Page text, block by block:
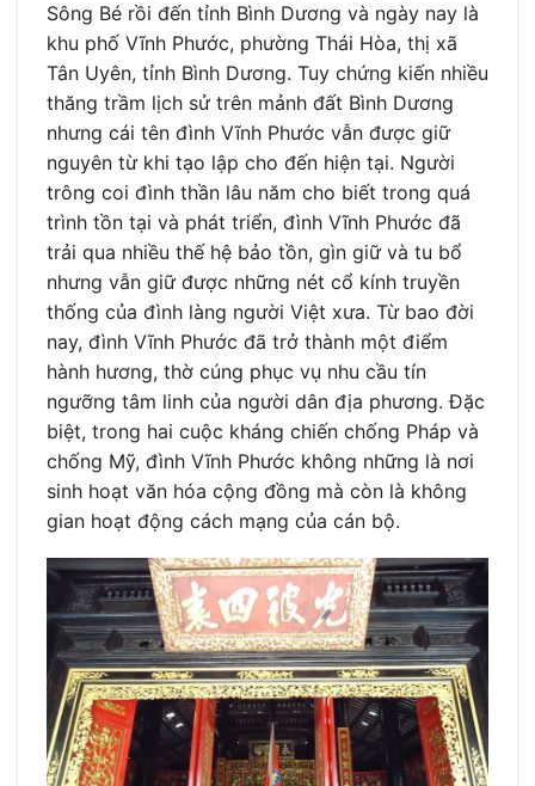
Sông Bé rồi đến tỉnh Bình Dương và ngày nay là
khu phố Vĩnh Phước, phường Thái Hòa, thị xã
Tân Uyên, tỉnh Bình Dương. Tuy chứng kiến nhiều
thăng trầm lịch sử trên mảnh đất Bình Dương
nhưng cái tên đình Vĩnh Phước vẫn được giữ
nguyên từ khi tạo lập cho đến hiện tại. Người
trông coi đình thần lâu năm cho biết trong quá
trình tồn tại và phát triển, đình Vĩnh Phước đã
trải qua nhiều thế hệ bảo tồn, gìn giữ và tu bổ
nhưng vẫn giữ được những nét cổ kính truyền
thống của đình làng người Việt xưa. Từ bao đời
nay, đình Vĩnh Phước đã trở thành một điểm
hành hương, thờ cúng phục vụ nhu cầu tín
ngưỡng tâm linh của người dân địa phương. Đặc
biệt, trong hai cuộc kháng chiến chống Pháp và
chống Mỹ, đình Vĩnh Phước không những là nơi
sinh hoạt văn hóa cộng đồng mà còn là không
gian hoạt động cách mạng của cán bộ.